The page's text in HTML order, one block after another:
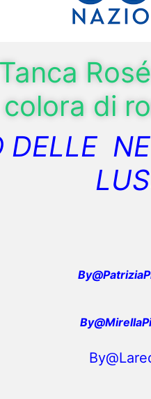
colora di
DELLE